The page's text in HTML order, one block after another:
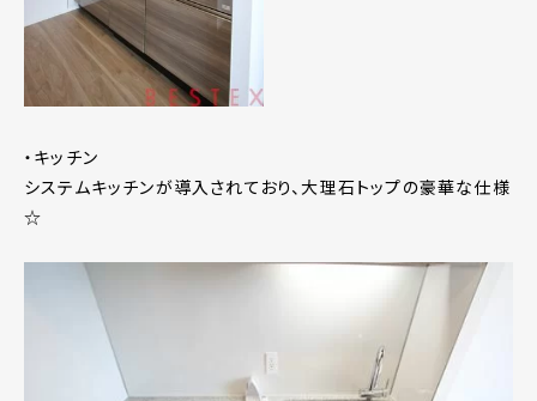
・キッチン
システムキッチンが導入されており、大理石トップの豪華な仕様
☆